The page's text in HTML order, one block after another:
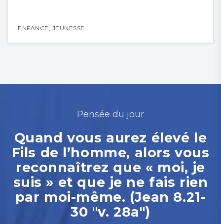
ENFANCE, JEUNESSE
Pensée du jour
Quand vous aurez élevé le
Fils de l’homme, alors vous
reconnaîtrez que « moi, je
suis » et que je ne fais rien
par moi-même. (Jean 8.21-
30 "v. 28a")